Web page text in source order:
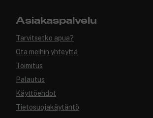
Asiakaspalvelu
Tarvitsetko apua?
Ota meihin yhteyttä
Toimitus
Palautus
Käyttöehdot
Tietosuojakäytäntö